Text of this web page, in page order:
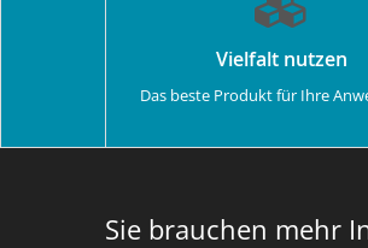
Vielfalt nutzen
Das beste Produkt für Ihre
Sie brauchen mehr